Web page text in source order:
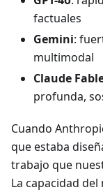
factuales
Gemini:
multimodal
Claude
profunda,
Cuando
que estaba
trabajo que
La capacidad